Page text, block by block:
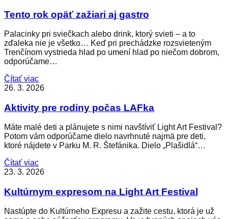
Tento rok opäť zažiari aj gastro
Palacinky pri sviečkach alebo drink, ktorý svieti – a to
zďaleka nie je všetko… Keď pri prechádzke rozsvieteným
Trenčínom vystrieda hlad po umení hlad po niečom dobrom,
odporúčame…
Čítať viac
26. 3. 2026
Aktivity pre rodiny počas LAFka
Máte malé deti a plánujete s nimi navštíviť Light Art Festival?
Potom vám odporúčame dielo navrhnuté najmä pre deti,
ktoré nájdete v Parku M. R. Štefánika. Dielo „Plašidlá“…
Čítať viac
23. 3. 2026
Kultúrnym expresom na Light Art Festival
Nastúpte do Kultúrneho Expresu a zažite cestu, ktorá je už